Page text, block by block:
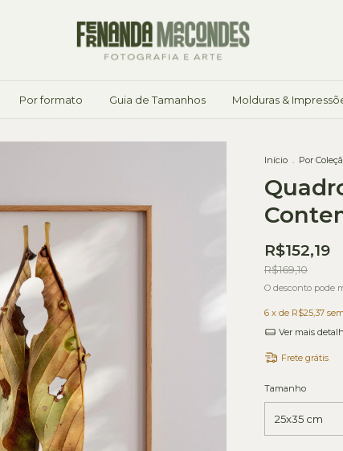
Por formato Guia de Tamanhos Molduras &
Início . Por
R$152,19
R$169,10
O desconto pode
6 x de R$25,37
Ver mais
Frete grátis
Tamanho